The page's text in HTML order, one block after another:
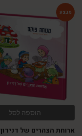
הוספה לסל
ארוחת הצהרים של דנידון